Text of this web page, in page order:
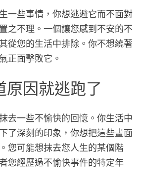
一些事情，你想逃避它而不面對
之不理。一個讓您感到不安的不
從您的生活中排除。你不想繞著
正面擊敗它。
原因就逃跑了
去一些不愉快的回憶。你生活中
了深刻的印象，你想把這些畫面
您可能想抹去您人生的某個階
您經歷過不愉快事件的特定年